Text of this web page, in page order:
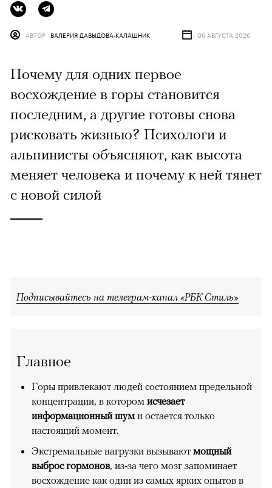
АВТОР ВАЛЕРИЯ ДАВЫДОВА-КАЛАШНИК 06 АВГУСТА 2026
Почему для одних первое
восхождение в горы становится
последним, а другие готовы снова
рисковать жизнью? Психологи и
альпинисты объясняют, как высота
меняет человека и почему к ней тянет
с новой силой
Подписывайтесь на телеграм-канал «РБК Стиль»
Главное
Горы привлекают людей состоянием предельной
концентрации, в котором исчезает
информационный шуми остается только
настоящий момент.
Экстремальные нагрузки вызывают мощный
выброс гормонов, из-за чего мозг запоминает
восхождение как один из самых ярких опытов в